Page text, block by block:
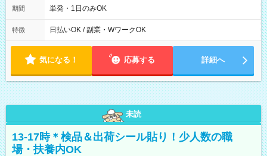
～9/19のみ下記シフトもあります！ 12：00～16：00 ＊9/6～
00
期間 単発・1日のみOK
特徴 日払いOK / 副業・WワークOK
気になる！ 応募する 詳細へ
未読
13-17時＊検品＆出荷シール貼り！少人数の職
場・扶養内OK